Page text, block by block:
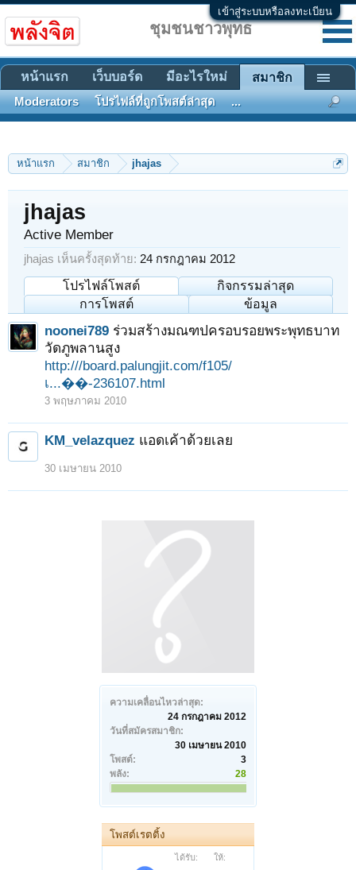
เข้าสู่ระบบหรือลงทะเบียน
หน้าแรก สมาชิก jhajas
ความเคลื่อนไหวล่าสุด:
24 กรกฎาคม 2012
วันที่สมัครสมาชิก:
30 เมษายน 2010
โพสต์:
3
พลัง:
28
โพสต์เรตติ้ง
ได้รับ: ให้:
jhajas
Active Member
jhajas เห็นครั้งสุดท้าย: 24 กรกฎาคม 2012
โปรไฟล์โพสต์
กิจกรรมล่าสุด
การโพสต์
ข้อมูล
noonei789 ร่วมสร้างมณฑปครอบรอยพระพุทธบาท
วัดภูพลานสูง
http:///board.palungjit.com/f105/
เ...��-236107.html
3 พฤษภาคม 2010
KM_velazquez แอดเค้าด้วยเลย
30 เมษายน 2010
ชุมชนชาวพุทธ
หน้าแรก เว็บบอร์ด มีอะไรใหม่ สมาชิก
Moderators โปรไฟล์ที่ถูกโพสต์ล่าสุด ...